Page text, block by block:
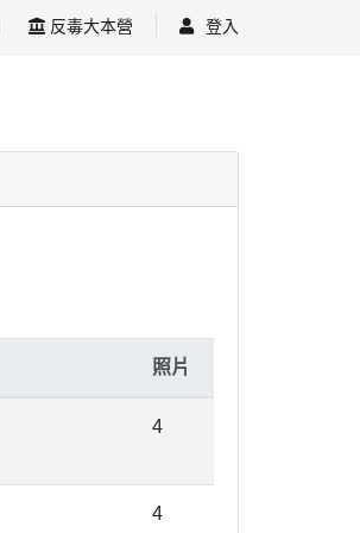
反毒大本營 登入
照片
4
4